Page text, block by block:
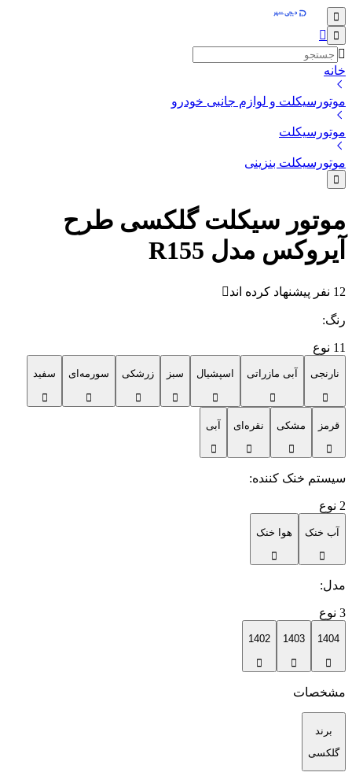
خانه
موتورسیکلت و لوازم جانبی خودرو
موتورسیکلت
موتورسیکلت بنزینی
موتور سیکلت گلکسی طرح
آیروکس مدل R155
12 نفر پیشنهاد کرده اند
رنگ:
11 نوع
نارنجی آبی مازراتی اسپشیال سبز زرشکی سورمه‌ای سفید
قرمز مشکی نقره‌ای آبی
سیستم خنک کننده:
2 نوع
آب خنک هوا خنک
مدل:
3 نوع
1404
1403
1402
مشخصات
برند
گلکسی